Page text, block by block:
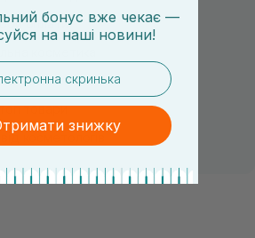
оплати
та лояльності
топ товари
косметологів
бонус вже чекає —
на наші новини!
знижку